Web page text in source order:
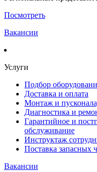
Посмотреть
Вакансии
Услуги
Подбор
Доставка и оплата
Монтаж и
Диагностика и
Гарантийное и
обслуживание
Инструктаж
Поставка запасных
Вакансии